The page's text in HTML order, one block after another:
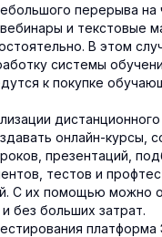
перерыва на
и текстовые
В этом
системы
к покупке
онлайн-курсы,
презентаций,
тестов и
С их помощью можно
без больших затрат.
платформа